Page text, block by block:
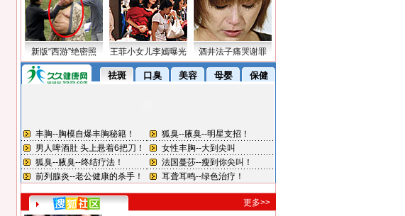
新版“西游”绝密照 王菲小女儿李嫣曝光 酒井法子痛哭谢罪
更多>>